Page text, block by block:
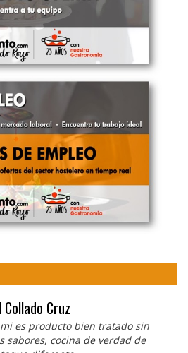
Cruz
es producto bien tratado sin
sabores, cocina de verdad de